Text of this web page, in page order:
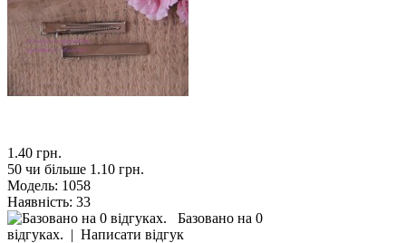
1.40 грн.
50 чи більше 1.10 грн.
Модель: 1058
Наявність: 33
Базовано на 0
відгуках. | Написати відгук